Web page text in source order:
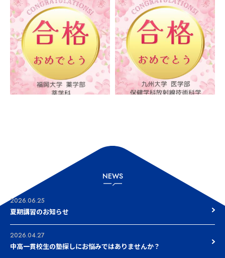
NEWS
2026.06.25
夏期講習のお知らせ
2026.04.27
中高一貫校生の塾探しにお悩みではありませんか？